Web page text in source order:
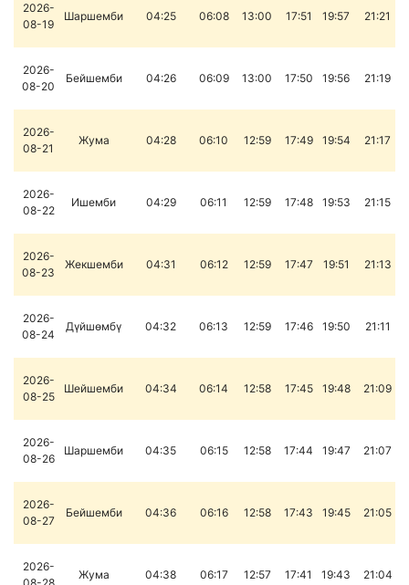
2026-
08-19
Шаршемби 04:25 06:08 13:00 17:51 19:57 21:21
2026-
08-20
Бейшемби 04:26 06:09 13:00 17:50 19:56 21:19
2026-
08-21
Жума 04:28 06:10 12:59 17:49 19:54 21:17
2026-
08-22
Ишемби 04:29 06:11 12:59 17:48 19:53 21:15
2026-
08-23
Жекшемби 04:31 06:12 12:59 17:47 19:51 21:13
2026-
08-24
Дүйшөмбү 04:32 06:13 12:59 17:46 19:50 21:11
2026-
08-25
Шейшемби 04:34 06:14 12:58 17:45 19:48 21:09
2026-
08-26
Шаршемби 04:35 06:15 12:58 17:44 19:47 21:07
2026-
08-27
Бейшемби 04:36 06:16 12:58 17:43 19:45 21:05
2026-
Жума 04:38 06:17 12:57 17:41 19:43 21:04